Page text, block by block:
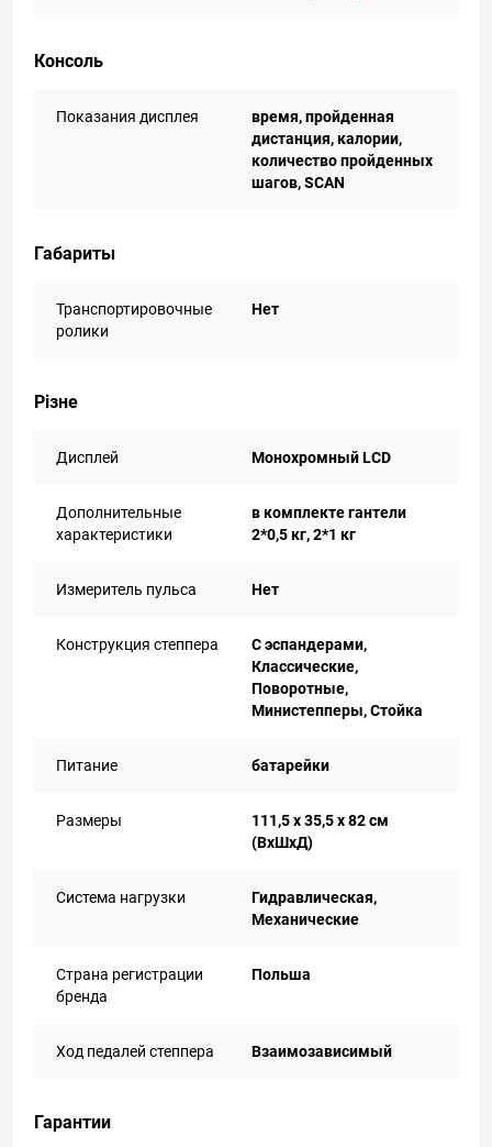
Консоль
Показания дисплея
время, пройденная
дистанция, калории,
количество пройденных
шагов, SCAN
Габариты
Транспортировочные
ролики
Нет
Різне
Дисплей Монохромный LCD
Дополнительные
характеристики
в комплекте гантели
2*0,5 кг, 2*1 кг
Измеритель пульса Нет
Конструкция степпера
С эспандерами,
Классические,
Поворотные,
Министепперы, Стойка
Питание батарейки
Размеры
111,5 х 35,5 х 82 см
(ВхШхД)
Система нагрузки
Гидравлическая,
Механические
Страна регистрации
бренда
Польша
Ход педалей степпера Взаимозависимый
Гарантии